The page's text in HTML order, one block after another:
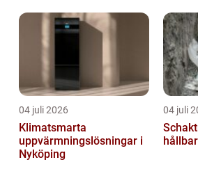
04 juli 2026
Klimatsmarta
uppvärmningslösningar i
Nyköping
04 juli
Schaktning